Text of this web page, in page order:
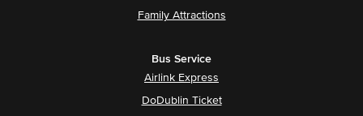
Family Attractions
Bus Service
Airlink Express
DoDublin Ticket